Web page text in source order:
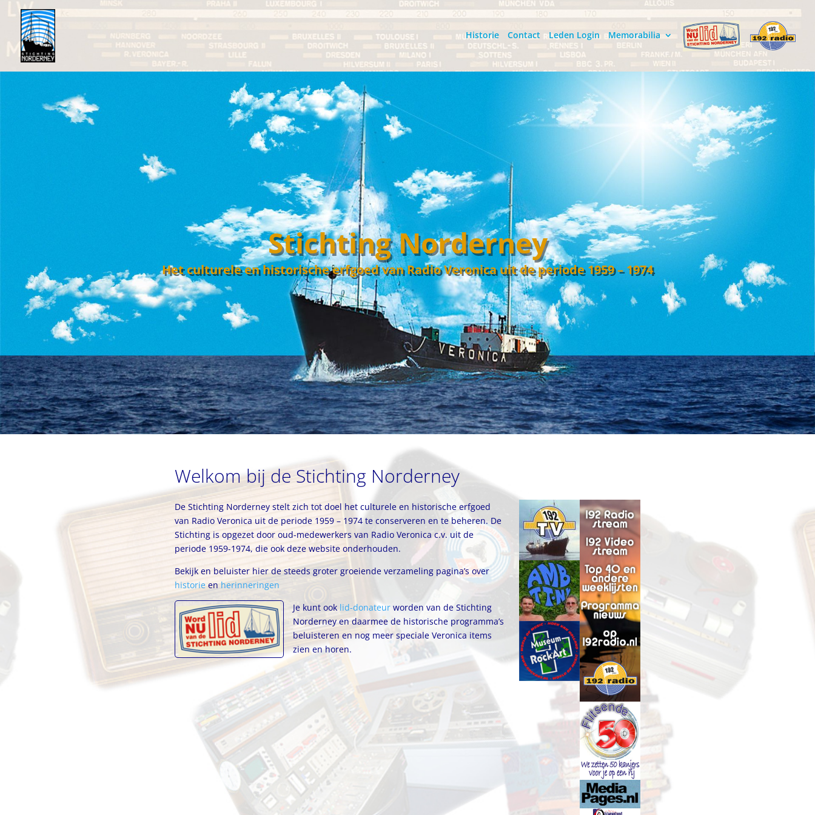
Historie Contact Leden Login Memorabilia
Stichting Norderney
Het culturele en historische erfgoed van Radio Veronica uit de periode 1959 – 1974
Welkom bij de Stichting Norderney
De Stichting Norderney stelt zich tot doel het culturele en historische erfgoed
van Radio Veronica uit de periode 1959 – 1974 te conserveren en te beheren. De
Stichting is opgezet door oud-medewerkers van Radio Veronica c.v. uit de
periode 1959-1974, die ook deze website onderhouden.
Bekijk en beluister hier de steeds groter groeiende verzameling pagina’s over
historieen herinneringen
Je kunt ook lid-donateur worden van de Stichting
Norderney en daarmee de historische programma’s
beluisteren en nog meer speciale Veronica items
zien en horen.